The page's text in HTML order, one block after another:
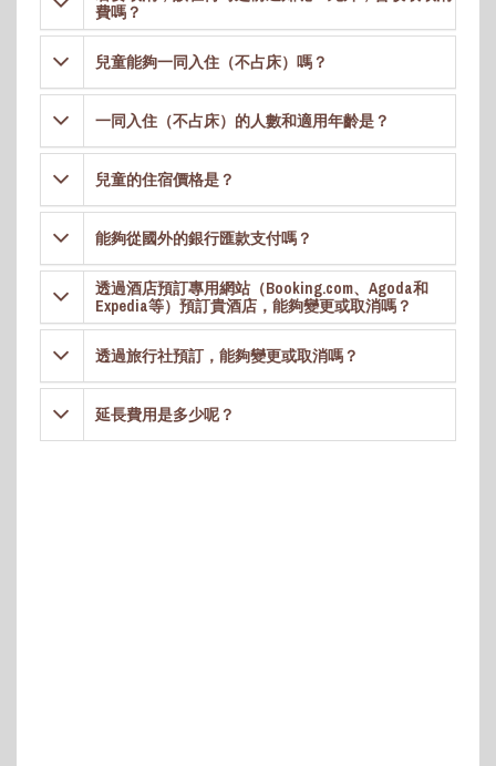
費嗎？
兒童能夠一同入住（不占床）嗎？
一同入住（不占床）的人數和適用年齡是？
兒童的住宿價格是？
能夠從國外的銀行匯款支付嗎？
透過酒店預訂專用網站（Booking.com、Agoda和
Expedia等）預訂貴酒店，能夠變更或取消嗎？
透過旅行社預訂，能夠變更或取消嗎？
延長費用是多少呢？